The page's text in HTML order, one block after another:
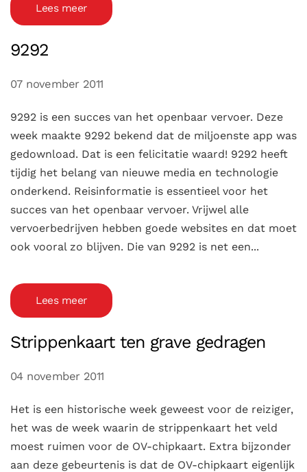
Lees meer
9292
07 november 2011
9292 is een succes van het openbaar vervoer. Deze
week maakte 9292 bekend dat de miljoenste app was
gedownload. Dat is een felicitatie waard! 9292 heeft
tijdig het belang van nieuwe media en technologie
onderkend. Reisinformatie is essentieel voor het
succes van het openbaar vervoer. Vrijwel alle
vervoerbedrijven hebben goede websites en dat moet
ook vooral zo blijven. Die van 9292 is net een...
Lees meer
Strippenkaart ten grave gedragen
04 november 2011
Het is een historische week geweest voor de reiziger,
het was de week waarin de strippenkaart het veld
moest ruimen voor de OV-chipkaart. Extra bijzonder
aan deze gebeurtenis is dat de OV-chipkaart eigenlijk